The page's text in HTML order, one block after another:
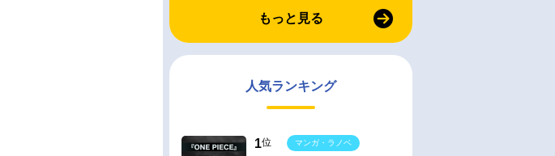
もっと見る
人気ランキング
1位
マンガ・ラノベ